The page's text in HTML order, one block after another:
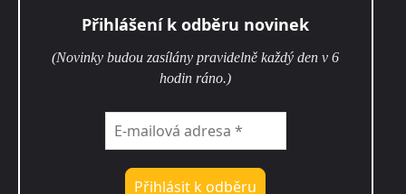
Přihlášení k odběru novinek
(Novinky budou zasílány pravidelně každý den v 6
hodin ráno.)